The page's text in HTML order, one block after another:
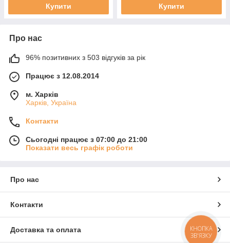
Купити Купити
Про нас
96% позитивних з 503 відгуків за рік
Працює з 12.08.2014
м. Харків
Харків, Україна
Контакти
Сьогодні працює з 07:00 до 21:00
Показати весь графік роботи
Про нас
Контакти
Доставка та оплата
КНОПКА
ЗВ'ЯЗКУ